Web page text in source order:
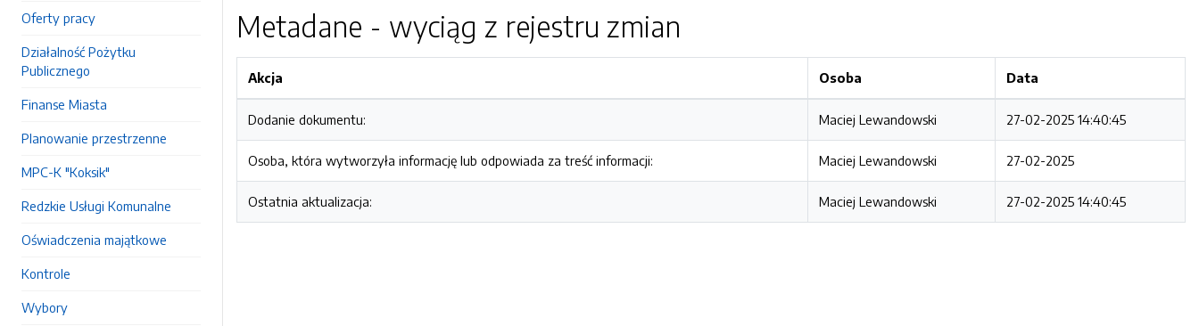
Oferty pracy
Działalność Pożytku
Publicznego
Finanse Miasta
Planowanie przestrzenne
MPC-K "Koksik"
Redzkie Usługi Komunalne
Oświadczenia majątkowe
Kontrole
Wybory
Metadane - wyciąg z rejestru zmian
Akcja Osoba Data
Dodanie dokumentu: Maciej Lewandowski 27-02-2025 14:40:45
Osoba, która wytworzyła informację lub odpowiada za treść informacji: Maciej Lewandowski 27-02-2025
Ostatnia aktualizacja: Maciej Lewandowski 27-02-2025 14:40:45